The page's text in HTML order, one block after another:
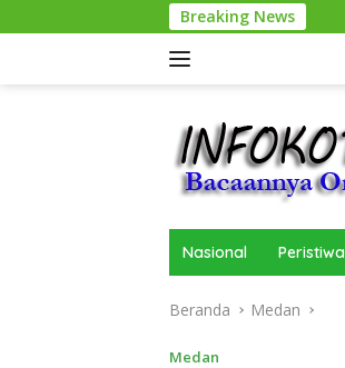
ke
Breaking News
Nasional Peristiwa
Beranda Medan
Medan